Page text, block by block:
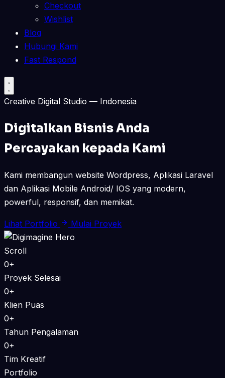
Checkout
Wishlist
Blog
Hubungi Kami
Fast Respond
Creative Digital Studio — Indonesia
Digitalkan Bisnis Anda
Percayakan kepada Kami
Kami membangun website Wordpress, Aplikasi Laravel
dan Aplikasi Mobile Android/ IOS yang modern,
powerful, responsif, dan memikat.
Lihat Portfolio Mulai Proyek
Scroll
0+
Proyek Selesai
0+
Klien Puas
0+
Tahun Pengalaman
0+
Tim Kreatif
Portfolio